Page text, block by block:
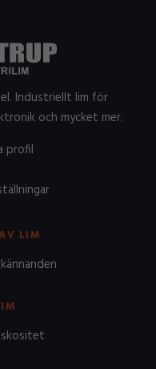
Industriellt lim för
och mycket mer.
profil
LIM